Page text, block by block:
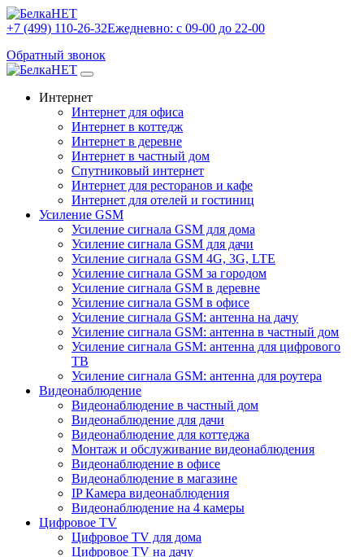
+7 (499) 110-26-32Ежедневно: с 09-00 до 22-00
Обратный звонок
Интернет
Интернет для офиса
Интернет в коттедж
Интернет в деревне
Интернет в частный дом
Спутниковый интернет
Интернет для ресторанов и кафе
Интернет для отелей и гостиниц
Усиление GSM
Усиление сигнала GSM для дома
Усиление сигнала GSM для дачи
Усиление сигнала GSM 4G, 3G, LTE
Усиление сигнала GSM за городом
Усиление сигнала GSM в деревне
Усиление сигнала GSM в офисе
Усиление сигнала GSM: антенна на дачу
Усиление сигнала GSM: антенна в частный дом
Усиление сигнала GSM: антенна для цифрового
ТВ
Усиление сигнала GSM: антенна для роутера
Видеонаблюдение
Видеонаблюдение в частный дом
Видеонаблюдение для дачи
Видеонаблюдение для коттеджа
Монтаж и обслуживание видеонаблюдения
Видеонаблюдение в офисе
Видеонаблюдение в магазине
IP Камера видеонаблюдения
Видеонаблюдение на 4 камеры
Цифровое TV
Цифровое TV для дома
Цифровое TV на дачу